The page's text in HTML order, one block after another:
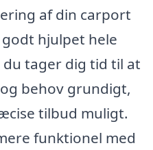
af din carport
hjulpet hele
du tager dig tid til at
behov grundigt,
tilbud muligt.
funktionel med